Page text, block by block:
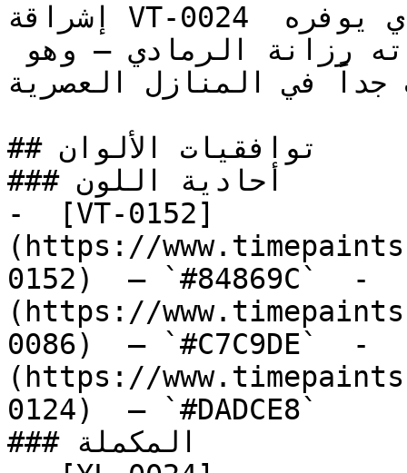
إشراقة VT-0024 تحافظ على اتساع المكان الذي يوفره
جداً في المنازل العصرية.
## توافقيات الألوان
### أحادية اللون
-  [VT-0152]
(https://
0152)  — `#84869C`  -
(https://
0086)  — `#C7C9DE`  -
(https://
0124)  — `#DADCE8`
### المكملة